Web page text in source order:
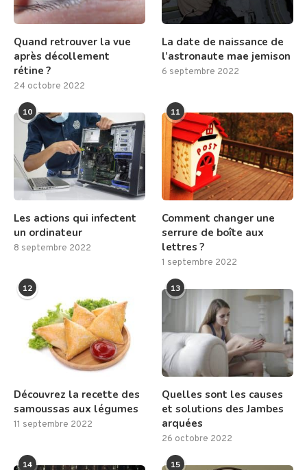
Quand retrouver la vue
après décollement
rétine ?
24 octobre 2022
La date de naissance de
l’astronaute mae jemison
6 septembre 2022
10
Les actions qui infectent
un ordinateur
8 septembre 2022
11
Comment changer une
serrure de boîte aux
lettres ?
1 septembre 2022
12
Découvrez la recette des
samoussas aux légumes
11 septembre 2022
13
Quelles sont les causes
et solutions des Jambes
arquées
26 octobre 2022
14 15